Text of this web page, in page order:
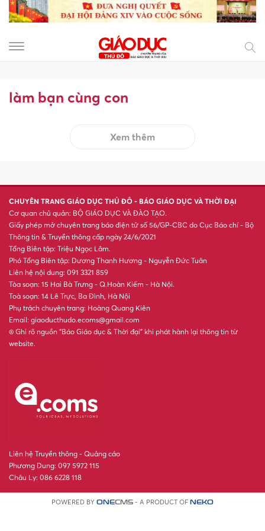
làm bạn cùng con
Xem thêm
CHUYÊN TRANG GIÁO DỤC THỦ ĐÔ - BÁO GIÁO DỤC VÀ THỜI ĐẠI
Cơ quan chủ quản: BỘ GIÁO DỤC VÀ ĐÀO TẠO.
Giấy phép mở chuyên trang báo điện tử số 56/GP-CBC do Cục Báo chí - Bộ
Thông tin & Truyền thông cấp ngày 24/6/2021
Tổng Biên tập: Triệu Ngọc Lâm.
Phó Tổng Biên tập: Dương Thanh Hương - Nguyễn Đức Tuân
Liên hệ nội dung: 091 3321 859
Tòa soạn: 15 Hai Bà Trưng - Q.Hoàn Kiếm - Hà Nội.
Toà soạn: 14 Lê Trực, Ba Đình, Hà Nội
Phụ trách chuyên trang: Hoàng Quang Kiên
Email: giaoducthudo.ecoms@gmail.com
® Ghi rõ nguồn “Báo Giáo dục & Thời đại” khi phát hành lại thông tin từ
website.
Liên hệ Truyền thông - Quảng cáo
Phương Dung: 097 5972 115
Châu Ly: 086 6228 118
POWERED BY ONECMS - A PRODUCT OF NEKO